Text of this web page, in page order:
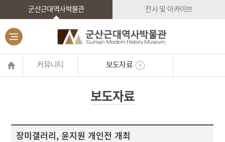
군산근대역사박물관 전시 및 아카이브
커뮤니티 보도자료
보도자료
장미갤러리, 윤지원 개인전 개최